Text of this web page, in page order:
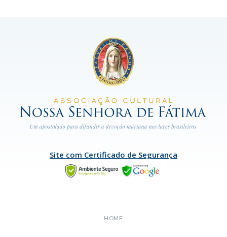
Site com Certificado de Segurança
HOME